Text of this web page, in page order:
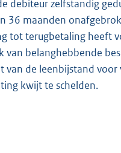
debiteur zelfstandig
36 maanden
tot terugbetaling heeft
van belanghebbende
van de leenbijstand voor
kwijt te schelden.